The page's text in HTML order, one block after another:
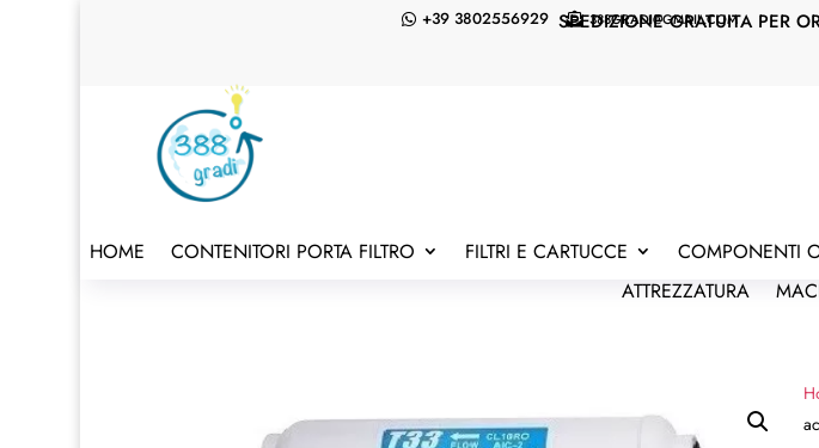
SPEDIZIONE GRATUITA PER
 +39 3802556929  388GRADI@GMAIL.COM
HOME CONTENITORI PORTA FILTRO FILTRI E CARTUCCE COMPONENTI
ATTREZZATURA